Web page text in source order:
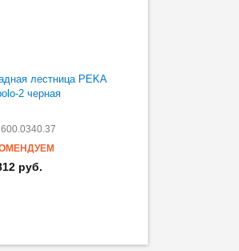
лестница PEKA
2 черная
руб.